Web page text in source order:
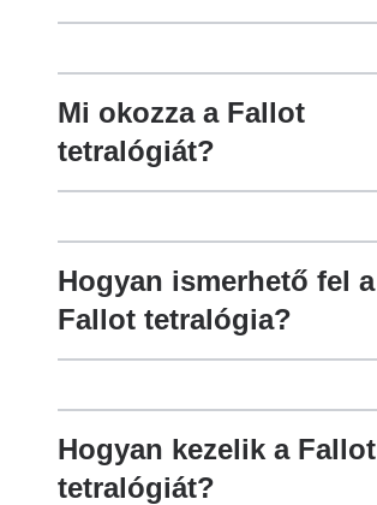
Mi okozza a Fallot
tetralógiát?
Hogyan ismerhető fel a
Fallot tetralógia?
Hogyan kezelik a Fallot
tetralógiát?